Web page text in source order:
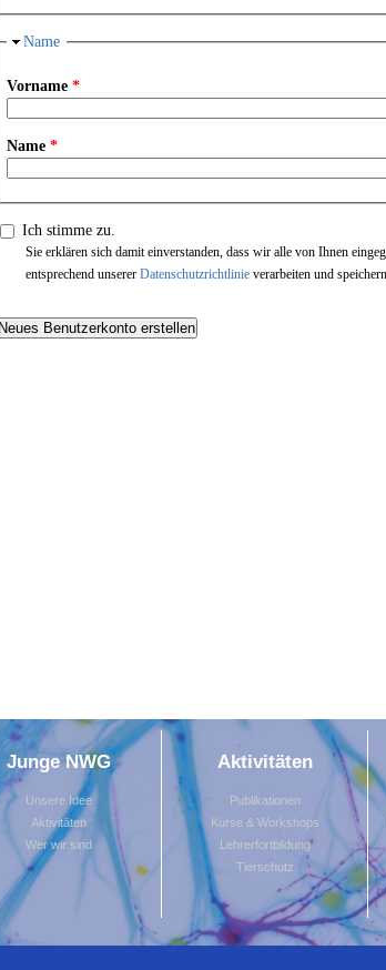
Ausblenden
Name
Vorname*
Name*
Ich stimme zu.
Sie erklären sich damit einverstanden, dass wir alle von Ihnen
entsprechend unsererDatenschutzrichtlinie verarbeiten und
Diese Frage soll automatisierten Spam verhindern und
Junge NWG
Unsere Idee
Aktivitäten
Wer wir sind
Aktivitäten
Publikationen
Kurse & Workshops
Lehrerfortbildung
Tierschutz